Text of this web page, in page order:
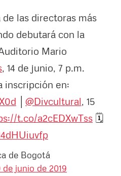
de las directoras más
debutará con la
Mario
, 14 de junio, 7 p.m.
inscripción en:
@Divcultural, 15
t.co/a2cEDXwTss 🗓️
de Bogotá
de junio de 2019